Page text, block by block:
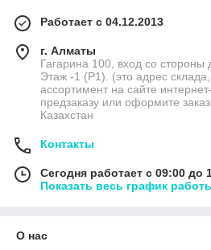
Многие детки любят
Работает с 04.12.2013
г. Алматы
Гагарина 100, вход со стороны
Этаж -1 (P1). (это адрес
ассортимент на сайте
предзаказу или оформите
Казахстан
Контакты
Сегодня работает с 09:00 до
Показать весь график
О нас